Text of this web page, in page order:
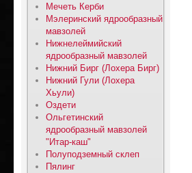
Мечеть Керби
Мэлеринский ядрообразный
мавзолей
Нижнелеймийский
ядрообразный мавзолей
Нижний Бирг (Лохера Бирг)
Нижний Гули (Лохера
Хьули)
Оздети
Ольгетинский
ядрообразный мавзолей
"Итар-каш"
Полуподземный склеп
Пялинг